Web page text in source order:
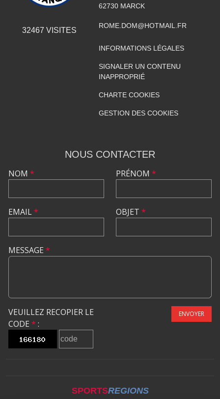
32467 VISITES
62730 MARCK
ROME.DOM@HOTMAIL.FR
INFORMATIONS LÉGALES
SIGNALER UN CONTENU
INAPPROPRIÉ
CHARTE COOKIES
GESTION DES COOKIES
NOUS CONTACTER
NOM *
EMAIL*
PRÉNOM *
OBJET *
MESSAGE *
VEUILLEZ RECOPIER LE
CODE * :
ENVOYER
SPORTSREGIONS